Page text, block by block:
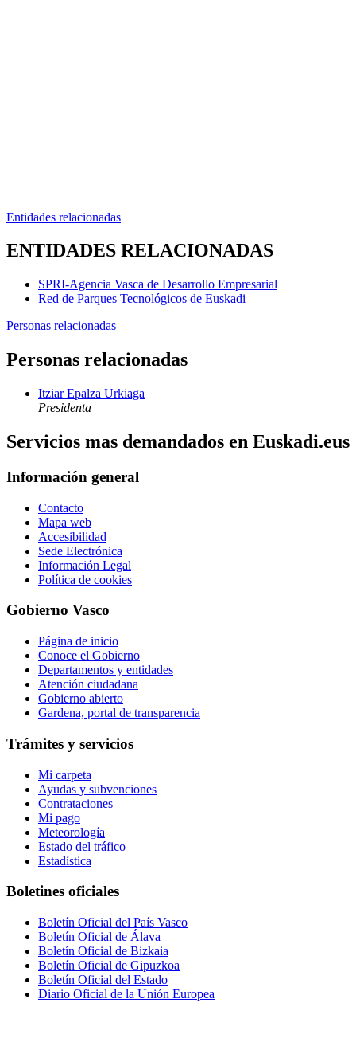
Entidades relacionadas
ENTIDADES RELACIONADAS
SPRI-Agencia Vasca de Desarrollo Empresarial
Red de Parques Tecnológicos de Euskadi
Personas relacionadas
Personas relacionadas
Itziar Epalza Urkiaga
Presidenta
Servicios mas demandados en Euskadi.eus
Información general
Contacto
Mapa web
Accesibilidad
Sede Electrónica
Información Legal
Política de cookies
Gobierno Vasco
Página de inicio
Conoce el Gobierno
Departamentos y entidades
Atención ciudadana
Gobierno abierto
Gardena, portal de transparencia
Trámites y servicios
Mi carpeta
Ayudas y subvenciones
Contrataciones
Mi pago
Meteorología
Estado del tráfico
Estadística
Boletines oficiales
Boletín Oficial del País Vasco
Boletín Oficial de Álava
Boletín Oficial de Bizkaia
Boletín Oficial de Gipuzkoa
Boletín Oficial del Estado
Diario Oficial de la Unión Europea